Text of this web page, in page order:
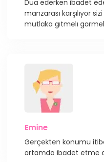
Dua ederken ibadet
manzarası karşılıyor
mutlaka gıtmelı
Emine
Gerçekten konumu
ortamda ibadet etme